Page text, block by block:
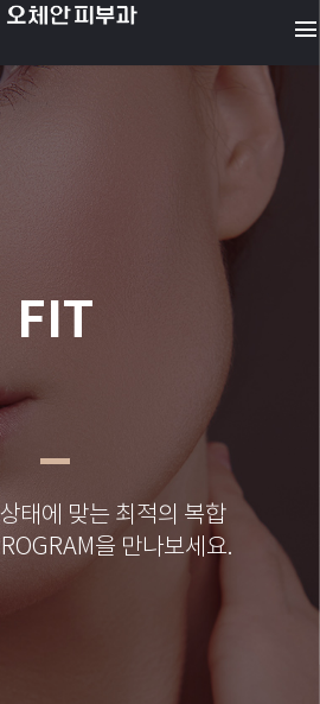
menu
FIT
태에 맞는 최적의 복합
을 만나보세요.